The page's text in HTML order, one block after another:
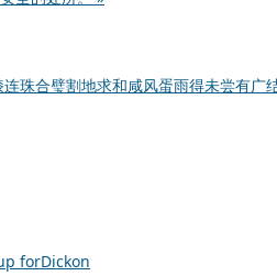
连珠合璧割地求和咸风蛋雨得未尝有广
forDickon